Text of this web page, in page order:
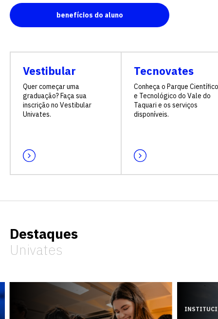
benefícios do aluno
Vestibular
Quer começar uma
graduação? Faça sua
inscrição no Vestibular
Univates.
Tecnovates
Conheça o Parque Científico
e Tecnológico do Vale do
Taquari e os serviços
disponíveis.
Destaques
Univates